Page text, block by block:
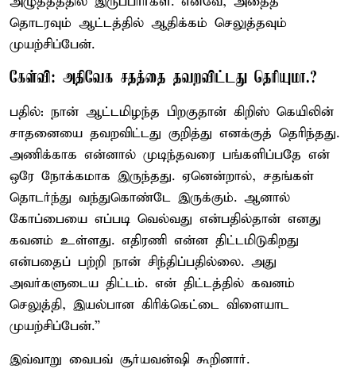
தொடரவும் ஆட்டத்தில் ஆதிக்கம் செலுத்தவும்
முயற்சிப்பேன்.
கேள்வி: அதிவேக சதத்தை தவறவிட்டது தெரியுமா.?
பதில்: நான் ஆட்டமிழந்த பிறகுதான் கிறிஸ் கெயிலின்
சாதனையை தவறவிட்டது குறித்து எனக்குத் தெரிந்தது.
அணிக்காக என்னால் முடிந்தவரை பங்களிப்பதே என்
ஒரே நோக்கமாக இருந்தது. ஏனென்றால், சதங்கள்
தொடர்ந்து வந்துகொண்டே இருக்கும். ஆனால்
கோப்பையை எப்படி வெல்வது என்பதில்தான் எனது
கவனம் உள்ளது. எதிரணி என்ன திட்டமிடுகிறது
என்பதைப் பற்றி நான் சிந்திப்பதில்லை. அது
அவர்களுடைய திட்டம். என் திட்டத்தில் கவனம்
செலுத்தி, இயல்பான கிரிக்கெட்டை விளையாட
முயற்சிப்பேன்.”
இவ்வாறு வைபவ் சூர்யவன்ஷி கூறினார்.